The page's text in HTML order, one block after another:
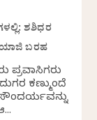
ಶಶಿಧರ
ಬರಹ
ಪ್ರವಾಸಿಗರು
ಕಣ್ಮುಂದೆ
ಸೌಂದರ್ಯವನ್ನು